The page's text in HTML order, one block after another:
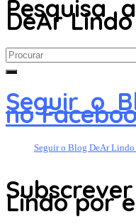
Pesquisa
DeAr Lindo
Search
for:
Seguir o
no
Seguir o Blog DeAr Lindo
Lindo por